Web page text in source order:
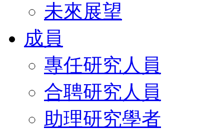
未來展望
成員
專任研究人員
合聘研究人員
助理研究學者